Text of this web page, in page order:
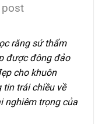
răng sứ thẩm
được đông đảo
cho khuôn
tin trái chiều về
nghiêm trọng của